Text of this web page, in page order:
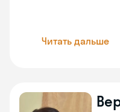
Читать дальше